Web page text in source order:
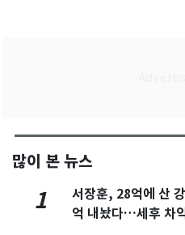
많이 본 뉴스
1
서장훈, 28억에 산
억 내놨다…세후 차